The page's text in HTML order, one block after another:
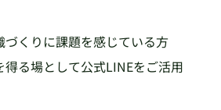
くりに課題を感じている方
得る場として公式LINEをご活用